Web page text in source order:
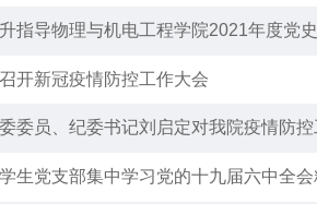
指导物理与机电工程学院2021年度党
开新冠疫情防控工作大会
委员、纪委书记刘启定对我院疫情防
生党支部集中学习党的十九届六中全会